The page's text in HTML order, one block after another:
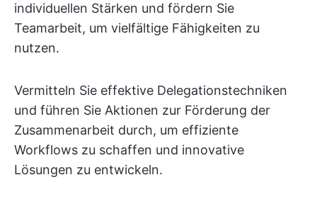
individuellen Stärken und fördern Sie
Teamarbeit, um vielfältige Fähigkeiten zu
nutzen.
Vermitteln Sie effektive Delegationstechniken
und führen Sie Aktionen zur Förderung der
Zusammenarbeit durch, um effiziente
Workflows zu schaffen und innovative
Lösungen zu entwickeln.